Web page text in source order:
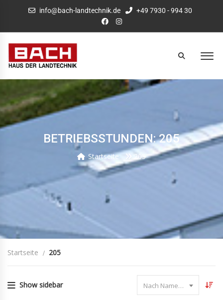
info@bach-landtechnik.de +49 7930 - 994 30
BETRIEBSSTUNDEN: 205
Startseite 205
Startseite 205
Show sidebar Nach Name sortieren